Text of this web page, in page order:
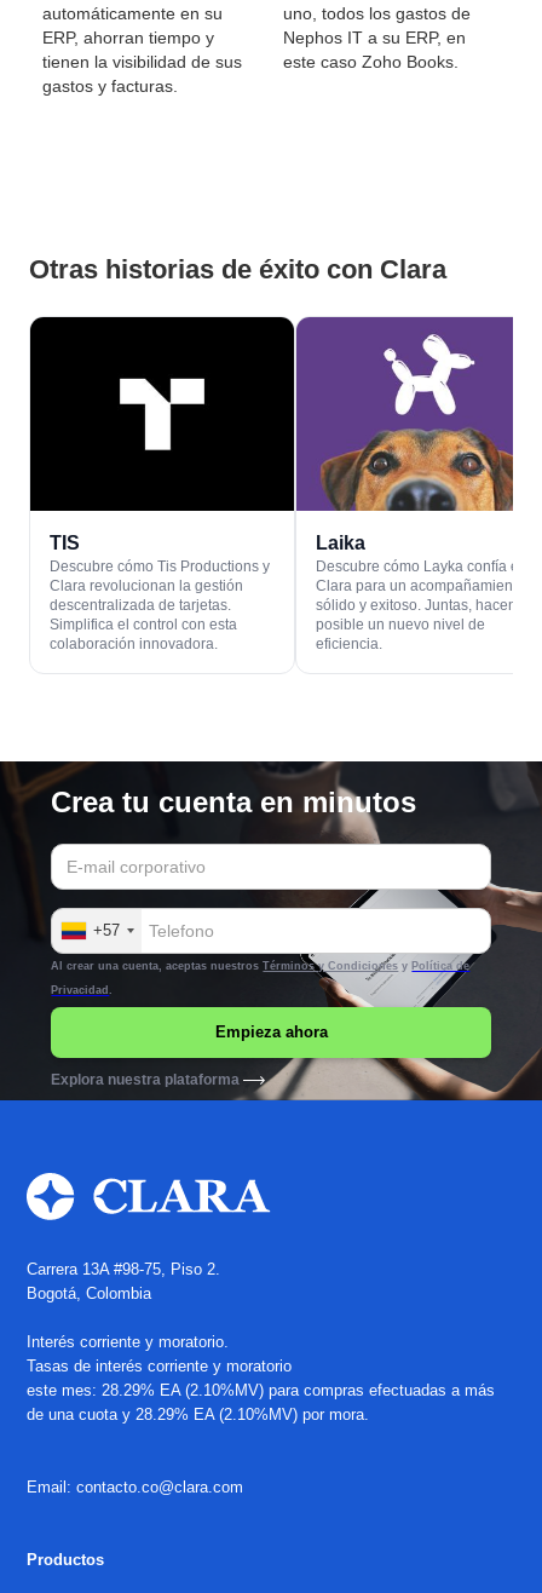
automáticamente en su
ERP, ahorran tiempo y
tienen la visibilidad de sus
gastos y facturas.
uno, todos los gastos de
Nephos IT a su ERP, en
este caso Zoho Books.
Otras historias de éxito con Clara
TIS
Descubre cómo Tis Productions y
Clara revolucionan la gestión
descentralizada de tarjetas.
Simplifica el control con esta
colaboración innovadora.
Laika
Descubre cómo Layka confía en
Clara para un acompañamiento
sólido y exitoso. Juntas, hacen
posible un nuevo nivel de
eficiencia.
Crea tu cuenta en minutos
+57
Al crear una cuenta, aceptas nuestrosTérminos y Condiciones y Política de
Privacidad.
Explora nuestra plataforma
Carrera 13A #98-75, Piso 2.
Bogotá, Colombia
Interés corriente y moratorio.
Tasas de interés corriente y moratorio
este mes: 28.29% EA (2.10%MV) para compras efectuadas a más
de una cuota y 28.29% EA (2.10%MV) por mora.
Email: contacto.co@clara.com
Productos